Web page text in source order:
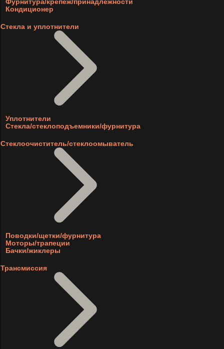
Кондиционер
Стекла и уплотнители
Уплотнители
Стекла/стеклоподъемники/фурнитура
Стеклоочиститель/стеклоомыватель
Поводки/щетки/фурнитура
Моторы/трапеции
Бачки/жиклеры
Трансмиссия